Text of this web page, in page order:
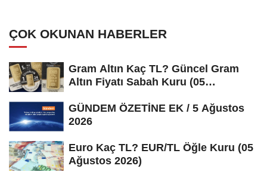
ÇOK OKUNAN HABERLER
Gram Altın Kaç TL? Güncel Gram
Altın Fiyatı Sabah Kuru (05
GÜNDEM ÖZETİNE EK / 5 Ağustos
2026
Euro Kaç TL? EUR/TL Öğle Kuru (05
Ağustos 2026)